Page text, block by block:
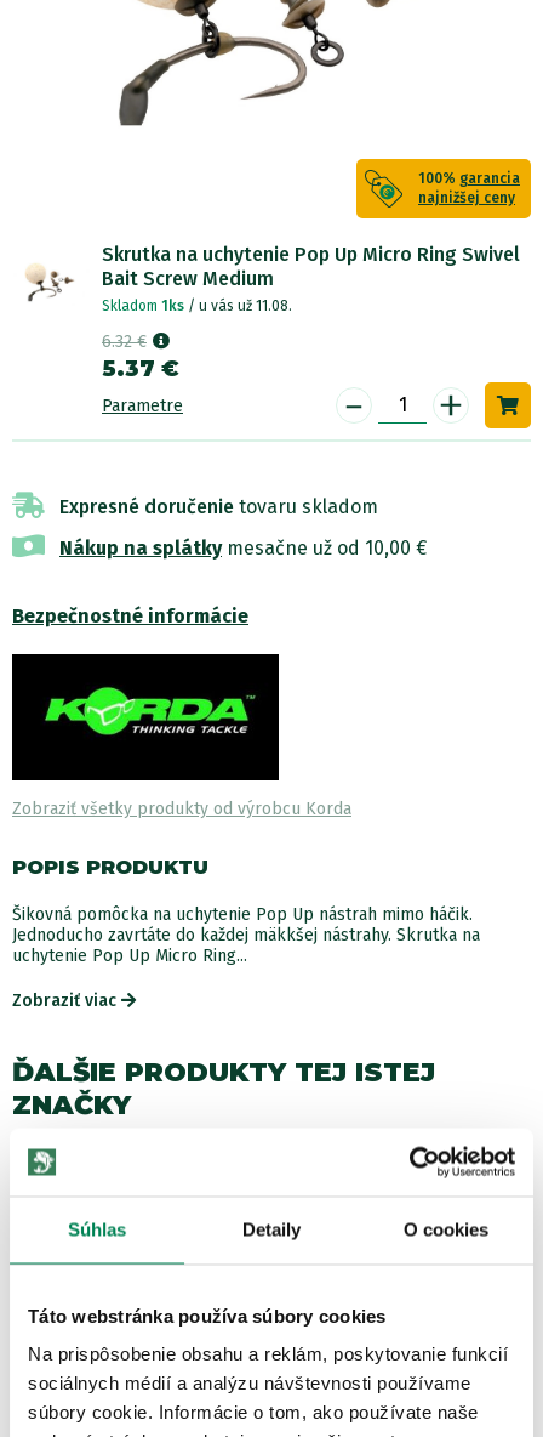
Súhlas Detaily O cookies
Táto webstránka používa súbory cookies
Na prispôsobenie obsahu a reklám, poskytovanie funkcií
sociálnych médií a analýzu návštevnosti používame
súbory cookie. Informácie o tom, ako používate naše
100% garancia
najnižšej ceny
Skrutka na uchytenie Pop Up Micro Ring Swivel
Bait Screw Medium
Skladom 1ks / u vás už 11.08.
6.32 €
5.37 €
Parametre - +
Expresné doručenie tovaru skladom
Nákup na splátkymesačne už od 10,00 €
Bezpečnostné informácie
Zobraziť všetky produkty od výrobcu Korda
POPIS PRODUKTU
Šikovná pomôcka na uchytenie Pop Up nástrah mimo háčik.
Jednoducho zavrtáte do každej mäkkšej nástrahy. Skrutka na
uchytenie Pop Up Micro Ring...
Zobraziť viac
ĎALŠIE PRODUKTY TEJ ISTEJ
ZNAČKY
LETNÝ VÝPREDAJ Akcia -15%
Korda Háčiky Kurv Shank XX
Skladom